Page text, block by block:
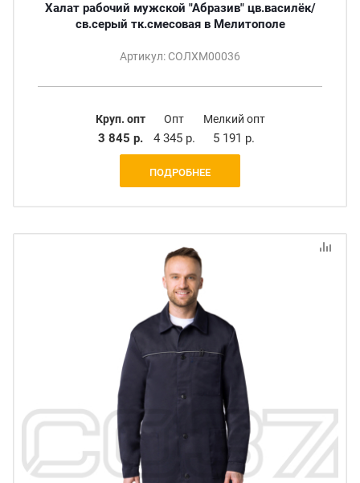
Халат рабочий мужской "Абразив" цв.василёк/
св.серый тк.смесовая в Мелитополе
Артикул: СОЛХМ00036
Круп. опт
3 845 р.
Опт
4 345 р.
Мелкий опт
5 191 р.
ПОДРОБНЕЕ